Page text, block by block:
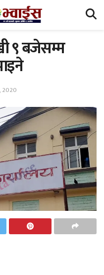
९ बजेसम्म
2020